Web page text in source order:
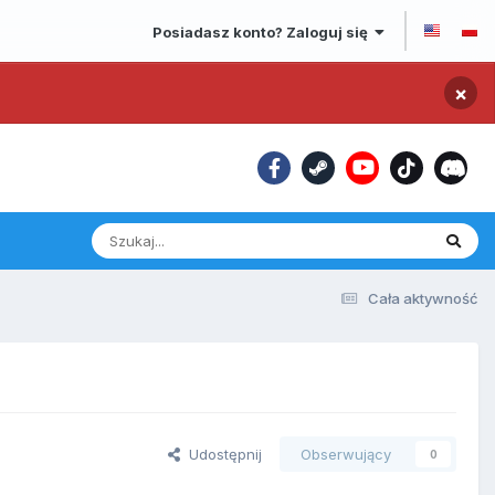
Posiadasz konto? Zaloguj się
×
Cała aktywność
Udostępnij Obserwujący 0